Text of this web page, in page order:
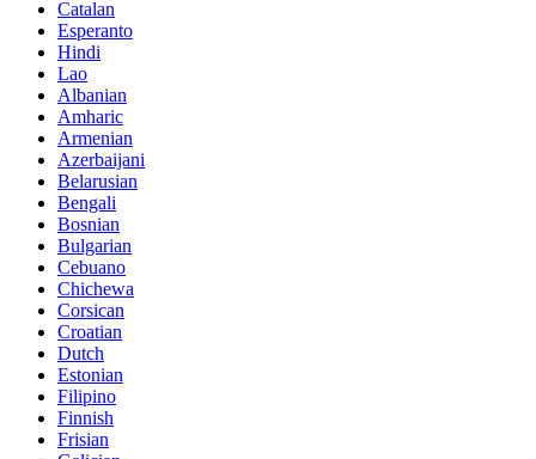
Catalan
Esperanto
Hindi
Lao
Albanian
Amharic
Armenian
Azerbaijani
Belarusian
Bengali
Bosnian
Bulgarian
Cebuano
Chichewa
Corsican
Croatian
Dutch
Estonian
Filipino
Finnish
Frisian